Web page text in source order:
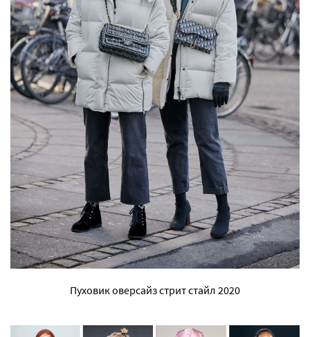
Пуховик оверсайз стрит стайл 2020